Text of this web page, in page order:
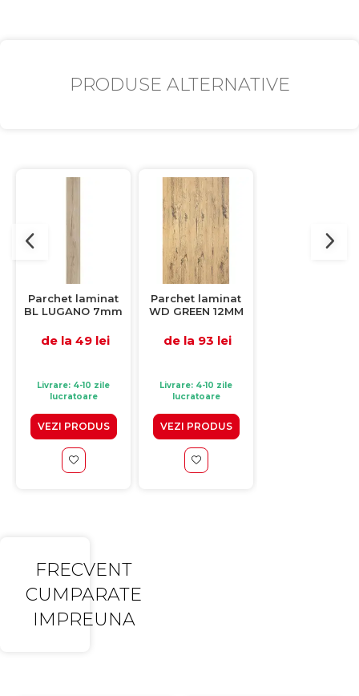
PRODUSE ALTERNATIVE
Parchet laminat
BL LUGANO 7mm
mp / cutie, beige
de la 49 lei
Livrare: 4-10 zile
lucratoare
VEZI PRODUS
Parchet laminat
WD GREEN 12MM
cutie, beige
de la 93 lei
Livrare: 4-10 zile
lucratoare
VEZI PRODUS
FRECVENT
CUMPARATE
IMPREUNA